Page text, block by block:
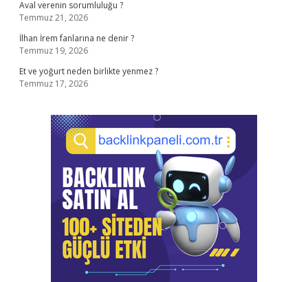
Aval verenin sorumluluğu ?
Temmuz 21, 2026
İlhan İrem fanlarına ne denir ?
Temmuz 19, 2026
Et ve yoğurt neden birlikte yenmez ?
Temmuz 17, 2026